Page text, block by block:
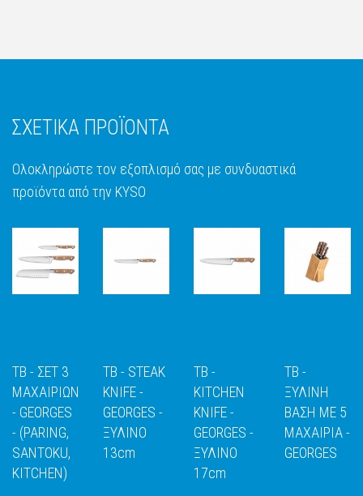
ΣΧΕΤΙΚΑ ΠΡΟΪΟΝΤΑ
Ολοκληρώστε τον εξοπλισμό σας με συνδυαστικά
προϊόντα από την KYSO
ΑΝΑΚΑΛΥΨΕ
ΤΟ
TB - ΣΕΤ 3
ΜΑΧΑΙΡΙΩΝ
- GEORGES
- (PARING,
SANTOKU,
KITCHEN)
ΑΝΑΚΑΛΥΨΕ
ΤΟ
TB - STEAK
KNIFE -
GEORGES -
ΞΥΛΙΝΟ
13cm
ΑΝΑΚΑΛΥΨΕ
ΤΟ
TB -
KITCHEN
KNIFE -
GEORGES -
ΞΥΛΙΝΟ
17cm
ΤΟ
TB -
ΞΥΛΙΝΗ
ΒΑΣΗ ΜΕ 5
ΜΑΧΑΙΡΙΑ -
GEORGES